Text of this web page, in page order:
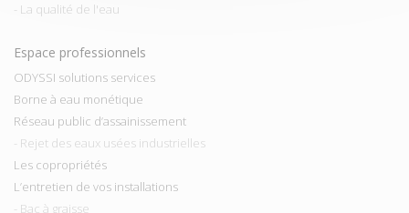
- La qualité de l'eau
Espace professionnels
ODYSSI solutions services
Borne à eau monétique
Réseau public d’assainissement
- Rejet des eaux usées industrielles
Les copropriétés
L’entretien de vos installations
- Bac à graisse